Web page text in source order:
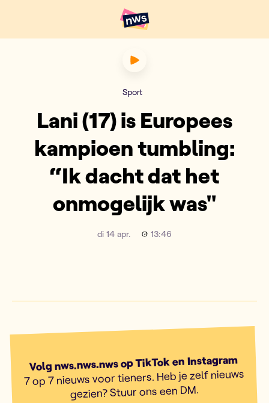
Hoofdpunten VRT NWS
Lani (17) is Europees
Sport
Lani (17) is Europees
kampioen tumbling:
“Ik dacht dat het
onmogelijk was"
di 14 apr. 13:46
Volg nws.nws.nws op TikTok en Instagram
7 op 7 nieuws voor tieners. Heb je zelf nieuws
gezien? Stuur ons een DM.